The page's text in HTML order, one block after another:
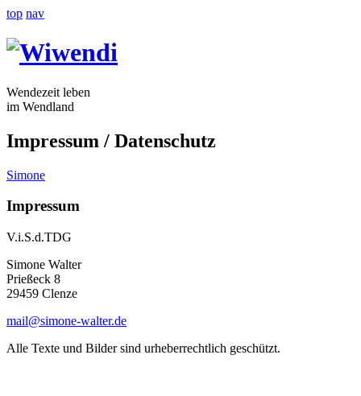
top nav
Wendezeit leben
im Wendland
Impressum / Datenschutz
Simone
Impressum
V.i.S.d.TDG
Simone Walter
Prießeck 8
29459 Clenze
mail@simone-walter.de
Alle Texte und Bilder sind urheberrechtlich geschützt.